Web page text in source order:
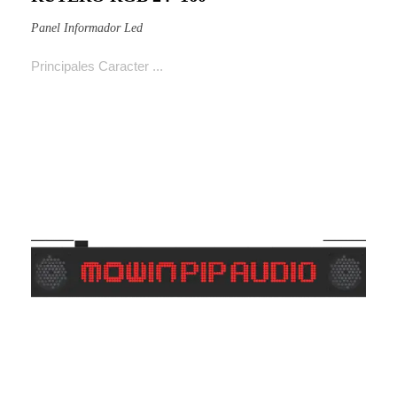
Panel Informador Led
Principales Caracter ...